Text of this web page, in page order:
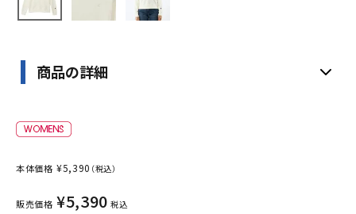
商品の詳細
本体価格 ¥5,390 （税込）
販売価格 ¥5,390 税込